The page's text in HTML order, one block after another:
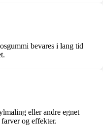
bevares i lang tid
eller andre egnet
og effekter.